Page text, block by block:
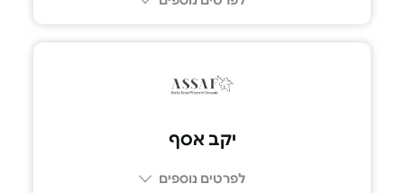
יקב אסף
לפרטים נוספים